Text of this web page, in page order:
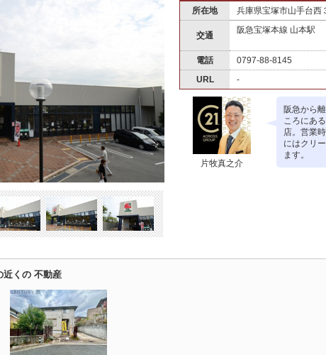
所在地
兵庫県宝塚市山手台西
交通
阪急宝塚本線 山本駅
電話
0797-88-8145
URL
-
片牧真之介
阪急から
ころにあ
店。営業
にはクリ
ます。
近くの 不動産